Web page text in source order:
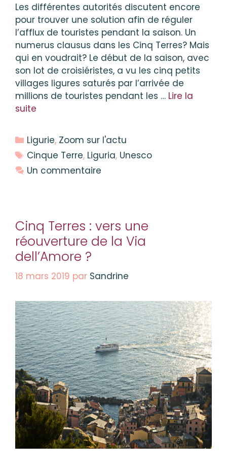
Les différentes autorités discutent encore
pour trouver une solution afin de réguler
l’afflux de touristes pendant la saison. Un
numerus clausus dans les Cinq Terres? Mais
qui en voudrait? Le début de la saison, avec
son lot de croisiéristes, a vu les cinq petits
villages ligures saturés par l’arrivée de
millions de touristes pendant les … Lire la
suite
Catégories
Ligurie, Zoom sur l'actu
Étiquettes
Cinque Terre, Liguria, Unesco
Un commentaire
Cinq Terres : vers une
réouverture de la Via
dell’Amore ?
18 mars 2019 par Sandrine